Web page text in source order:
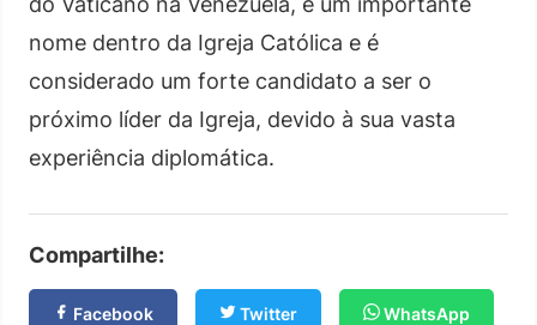
nome dentro da Igreja Católica e é
considerado um forte candidato a ser o
próximo líder da Igreja, devido à sua vasta
experiência diplomática.
Compartilhe:
Facebook Twitter WhatsApp